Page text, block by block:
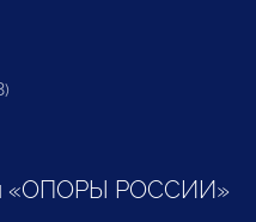
«ОПОРЫ РОССИИ»